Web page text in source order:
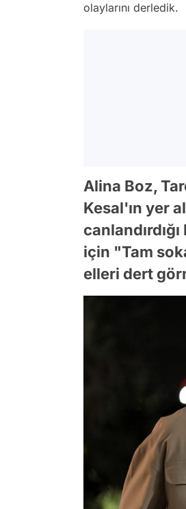
olaylarını derledik.
Alina Boz,
Kesal'ın yer
için "Tam
elleri dert